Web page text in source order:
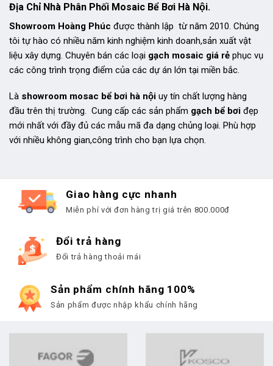
Địa Chỉ Nhà Phân Phối Mosaic Bể Bơi Hà Nội.
Showroom Hoàng Phúc được thành lập từ năm 2010. Chúng
tôi tự hào có nhiều năm kinh nghiệm kinh doanh,sản xuất vật
liệu xây dựng. Chuyên bán các loại gạch mosaic giá rẻ phục vụ
các công trình trọng điểm của các dự án lớn tại miền bắc.
Là showroom mosac bể bơi hà nội uy tín chất lượng hàng
đầu trên thị trường. Cung cấp các sản phẩm gạch bể bơi đẹp
mới nhất với đầy đủ các mẫu mã đa dạng chủng loại. Phù hợp
với nhiều không gian,công trình cho bạn lựa chọn.
Giao hàng cực nhanh
Miễn phí với đơn hàng trị giá trên 800.000đ
Đổi trả hàng
Đổi trả hàng thoải mái
Sản phẩm chính hãng 100%
Sản phẩm được nhập khẩu chính hãng